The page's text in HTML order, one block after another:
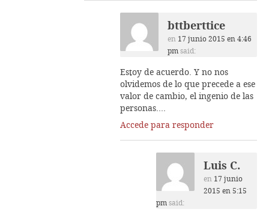
bttberttice
en 17 junio 2015 en 4:46
pm said:
Estoy de acuerdo. Y no nos
olvidemos de lo que precede a ese
valor de cambio, el ingenio de las
personas….
Accede para responder
Luis C.
en 17 junio
2015 en 5:15
pm said: